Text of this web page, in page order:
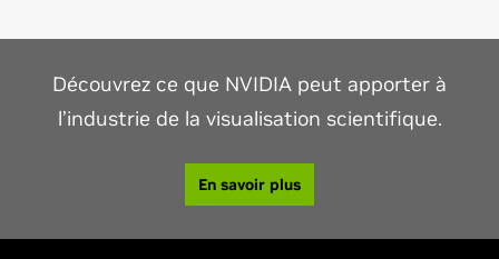
Découvrez ce que NVIDIA peut apporter à
l’industrie de la visualisation scientifique.
En savoir plus